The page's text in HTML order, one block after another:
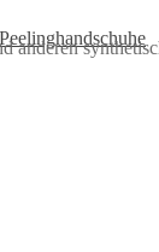
anderen